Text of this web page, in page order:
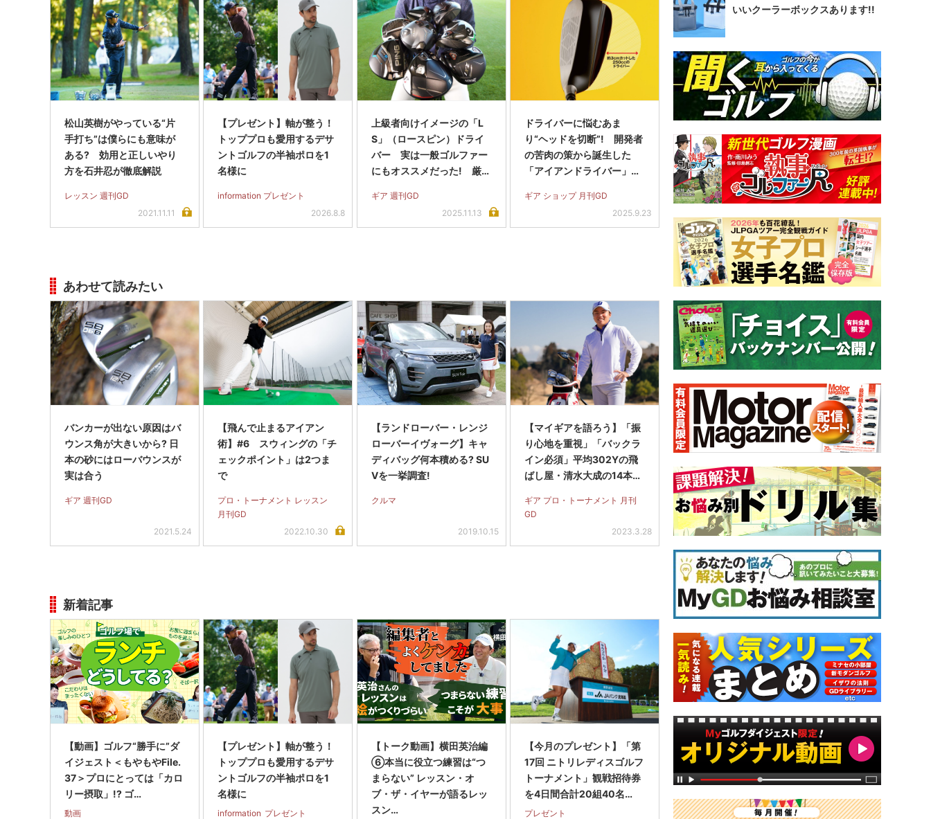
松山英樹がやっている“片
手打ち”は僕らにも意味が
ある? 効用と正しいやり
方を石井忍が徹底解説
レッスン 週刊GD
2021.11.11
【プレゼント】軸が整う！
トッププロも愛用するデサ
ントゴルフの半袖ポロを1
名様に
information プレゼント
2026.8.8
上級者向けイメージの「L
S」（ロースピン）ドライ
バー 実は一般ゴルファー
にもオススメだった! 厳選
ギア 週刊GD
2025.11.13
ドライバーに悩むあま
り“ヘッドを切断”! 開発者
の苦肉の策から誕生した
「アイアンドライバー」っ
ギア ショップ 月刊GD
2025.9.23
あわせて読みたい
バンカーが出ない原因はバ
ウンス角が大きいから? 日
本の砂にはローバウンスが
実は合う
ギア 週刊GD
2021.5.24
【飛んで止まるアイアン
術】#6 スウィングの「チ
ェックポイント」は2つま
で
プロ・トーナメント レッスン
月刊GD
2022.10.30
【ランドローバー・レンジ
ローバーイヴォーグ】キャ
ディバッグ何本積める? SU
Vを一挙調査!
クルマ
2019.10.15
【マイギアを語ろう】「振
り心地を重視」「バックラ
イン必須」平均302Yの飛
ばし屋・清水大成の14本セ
ギア プロ・トーナメント 月刊
GD
2023.3.28
新着記事
【動画】ゴルフ“勝手に”ダ
イジェスト＜もやもやFile.
37＞プロにとっては「カロ
リー摂取」!? ゴ…
動画
【プレゼント】軸が整う！
トッププロも愛用するデサ
ントゴルフの半袖ポロを1
名様に
information プレゼント
【トーク動画】横田英治編
⑥本当に役立つ練習は“つ
まらない” レッスン・オ
ブ・ザ・イヤーが語るレッ
スン…
【今月のプレゼント】「第
17回 ニトリレディスゴルフ
トーナメント」観戦招待券
を4日間合計20組40名…
プレゼント
いいクーラーボックスあります!!